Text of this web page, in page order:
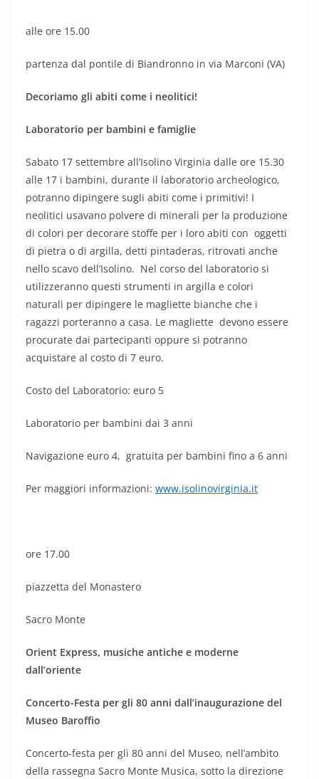
alle ore 15.00
partenza dal pontile di Biandronno in via Marconi (VA)
Decoriamo gli abiti come i neolitici!
Laboratorio per bambini e famiglie
Sabato 17 settembre all’Isolino Virginia dalle ore 15.30
alle 17 i bambini, durante il laboratorio archeologico,
potranno dipingere sugli abiti come i primitivi! I
neolitici usavano polvere di minerali per la produzione
di colori per decorare stoffe per i loro abiti con oggetti
di pietra o di argilla, detti pintaderas, ritrovati anche
nello scavo dell’Isolino. Nel corso del laboratorio si
utilizzeranno questi strumenti in argilla e colori
naturali per dipingere le magliette bianche che i
ragazzi porteranno a casa. Le magliette devono essere
procurate dai partecipanti oppure si potranno
acquistare al costo di 7 euro.
Costo del Laboratorio: euro 5
Laboratorio per bambini dai 3 anni
Navigazione euro 4, gratuita per bambini fino a 6 anni
Per maggiori informazioni: www.isolinovirginia.it
ore 17.00
piazzetta del Monastero
Sacro Monte
Orient Express, musiche antiche e moderne
dall’oriente
Concerto-Festa per gli 80 anni dall’inaugurazione del
Museo Baroffio
Concerto-festa per gli 80 anni del Museo, nell’ambito
della rassegna Sacro Monte Musica, sotto la direzione